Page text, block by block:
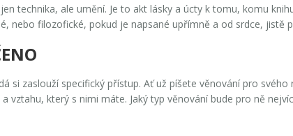
technika, ale umění. Je to akt lásky a úcty k tomu, komu
nebo filozofické, pokud je napsané upřímně a od srdce, jistě
si zaslouží specifický přístup. Ať už píšete věnování pro
vztahu, který s nimi máte. Jaký typ věnování bude pro ně